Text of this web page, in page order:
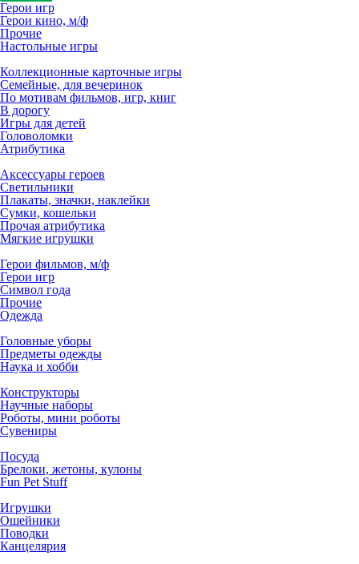
Герои игр
Герои кино, м/ф
Прочие
Настольные игры
Коллекционные карточные игры
Семейные, для вечеринок
По мотивам фильмов, игр, книг
В дорогу
Игры для детей
Головоломки
Атрибутика
Аксессуары героев
Светильники
Плакаты, значки, наклейки
Сумки, кошельки
Прочая атрибутика
Мягкие игрушки
Герои фильмов, м/ф
Герои игр
Символ года
Прочие
Одежда
Головные уборы
Предметы одежды
Наука и хобби
Конструкторы
Научные наборы
Роботы, мини роботы
Сувениры
Посуда
Брелоки, жетоны, кулоны
Fun Pet Stuff
Игрушки
Ошейники
Поводки
Канцелярия